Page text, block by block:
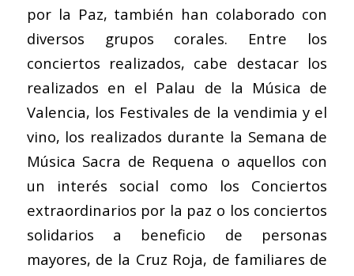
por la Paz, también han colaborado con
diversos grupos corales. Entre los
conciertos realizados, cabe destacar los
realizados en el Palau de la Música de
Valencia, los Festivales de la vendimia y el
vino, los realizados durante la Semana de
Música Sacra de Requena o aquellos con
un interés social como los Conciertos
extraordinarios por la paz o los conciertos
solidarios a beneficio de personas
mayores, de la Cruz Roja, de familiares de